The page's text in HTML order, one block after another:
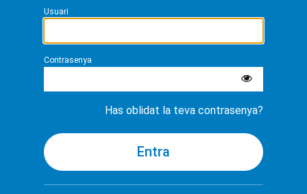
Usuari
Contrasenya
Has oblidat la teva contrasenya?